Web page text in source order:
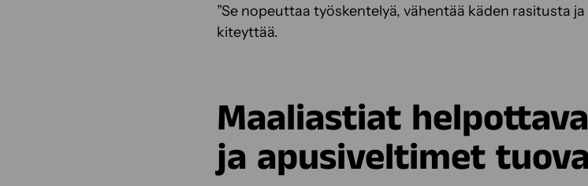
”Se nopeuttaa työskentelyä, vähentää käden rasitusta
kiteyttää.
Maaliastiat
ja apusiveltimet